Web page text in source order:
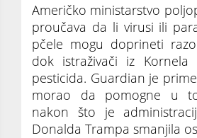
Američko ministarstvo
proučava da li virusi ili
pčele mogu doprineti
dok istraživači iz Kornela
pesticida. Guardian je
morao da pomogne u
nakon što je
Donalda Trampa smanjila